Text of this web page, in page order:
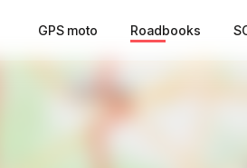
GPS moto Roadbooks